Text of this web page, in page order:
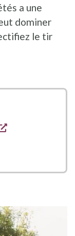
a une
dominer
le tir
s'ouvre dans
fenêtre
nouvelle